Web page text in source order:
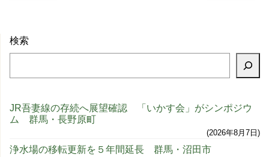
検索
JR吾妻線の存続へ展望確認 「いかす会」がシンポジウ
ム 群馬・長野原町
2026年8月7日
浄水場の移転更新を５年間延長 群馬・沼田市